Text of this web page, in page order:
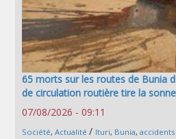
65 morts sur les routes de Bunia
de circulation routière tire la
07/08/2026 - 09:11
Société, Actualité / Ituri, Bunia,